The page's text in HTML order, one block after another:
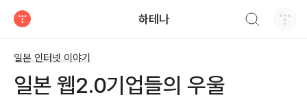
하테나
일본 인터넷 이야기
일본 웹2.0기업들의 우울